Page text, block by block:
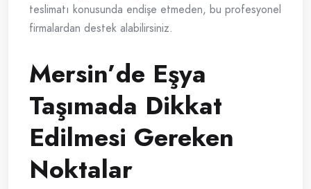
teslimatı konusunda endişe etmeden, bu profesyonel
firmalardan destek alabilirsiniz.
Mersin’de Eşya
Taşımada Dikkat
Edilmesi Gereken
Noktalar